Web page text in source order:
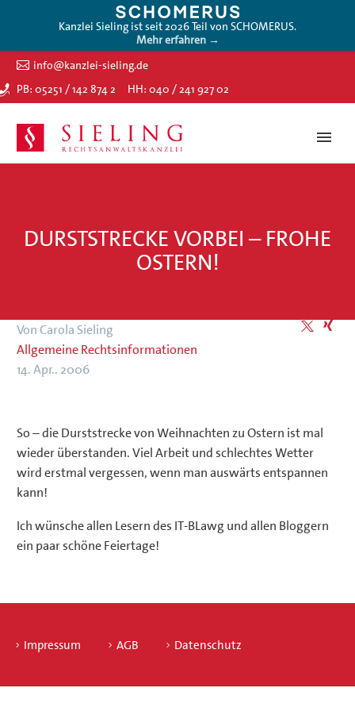
Kanzlei Sieling ist seit 2026 Teil von SCHOMERUS.
Mehr erfahren →
info@kanzlei-sieling.de
PB: 05251 / 142 874 2
HH: 040 / 241 927 02
DURSTSTRECKE VORBEI – FROHE
OSTERN!
Von Carola Sieling
Allgemeine Rechtsinformationen
14. Apr.. 2006
So – die Durststrecke von Weihnachten zu Ostern ist mal
wieder überstanden. Viel Arbeit und schlechtes Wetter
wird erstmal vergessen, wenn man auswärts entspannen
kann!
Ich wünsche allen Lesern des IT-BLawg und allen Bloggern
ein paar schöne Feiertage!
Impressum AGB Datenschutz